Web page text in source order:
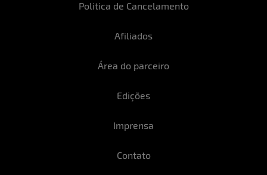
Politica de Cancelamento
Afiliados
Área do parceiro
Edições
Imprensa
Contato